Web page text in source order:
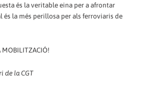
és la veritable eina per a afrontar
és la més perillosa per als ferroviaris de
MOBILITZACIÓ!
de la CGT